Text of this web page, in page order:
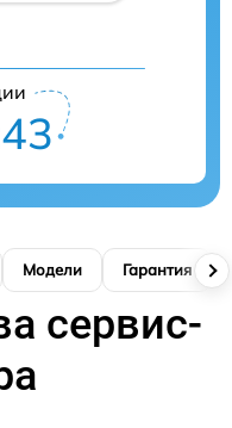
Модели Гарантия
сервис-